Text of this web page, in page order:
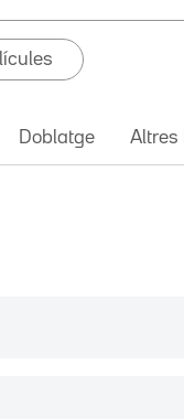
Doblatge Altres